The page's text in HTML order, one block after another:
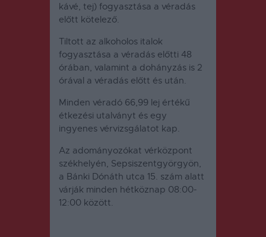
kávé, tej) fogyasztása a véradás
előtt kötelező.
Tiltott az alkoholos italok
fogyasztása a véradás előtti 48
órában, valamint a dohányzás is 2
órával a véradás előtt és után.
Minden véradó 66,99 lej értékű
étkezési utalványt és egy
ingyenes vérvizsgálatot kap.
Az adományozókat vérközpont
székhelyén, Sepsiszentgyörgyön,
a Bánki Dónáth utca 15. szám alatt
várják minden hétköznap 08:00-
12:00 között.